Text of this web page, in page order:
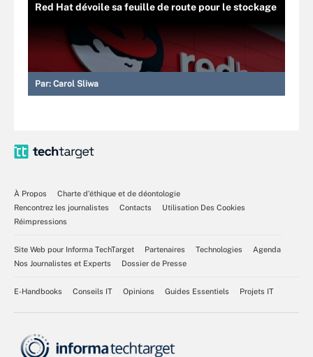
Red Hat dévoile sa feuille de route pour le stockage
Par: Carol Sliwa
À Propos
Charte d’éthique et de déontologie
Rencontrez les journalistes
Contacts
Utilisation Des Cookies
Réimpressions
Site Web pour Informa TechTarget Partenaires Technologies
Agenda
Nos Journalistes et Experts
Dossier de Presse
E-Handbooks Conseils IT Opinions Guides Essentiels Projets IT